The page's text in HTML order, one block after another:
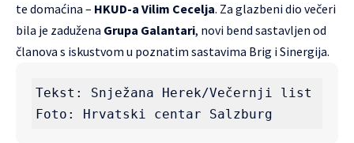
te domaćina – HKUD-a Vilim Cecelja. Za glazbeni dio večeri
bila je zadužena Grupa Galantari, novi bend sastavljen od
članova s iskustvom u poznatim sastavima Brig i Sinergija.
Tekst: Snježana Herek/Večernji list
Foto: Hrvatski centar Salzburg